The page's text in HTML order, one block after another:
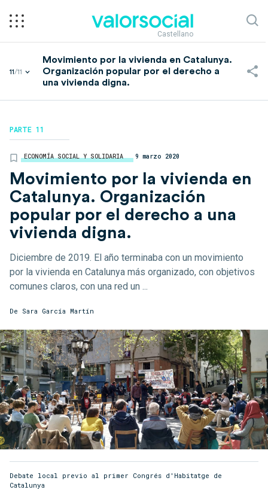
Castellano
11/11
Movimiento por la vivienda en Catalunya.
Organización popular por el derecho a
una vivienda digna.
PARTE 11
ECONOMÍA SOCIAL Y SOLIDARIA 9 marzo 2020
Movimiento por la vivienda en
Catalunya. Organización
popular por el derecho a una
vivienda digna.
Diciembre de 2019. El año terminaba con un movimiento
por la vivienda en Catalunya más organizado, con objetivos
comunes claros, con una red un ...
De Sara García Martín
Debate local previo al primer Congrés d'Habitatge de
Catalunya